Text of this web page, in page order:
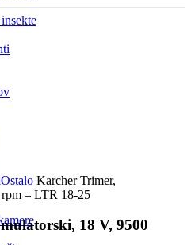
Ostalo Karcher Trimer,
– LTR 18-25
18 V, 9500